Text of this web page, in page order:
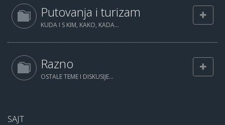
Putovanja i turizam
KUDA I S KIM, KAKO, KADA...
Razno
OSTALE TEME I DISKUSIJE...
SAJT